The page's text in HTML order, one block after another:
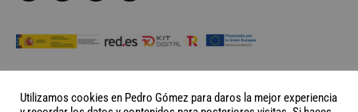
Utilizamos cookies en Pedro Gómez para daros la mejor experiencia